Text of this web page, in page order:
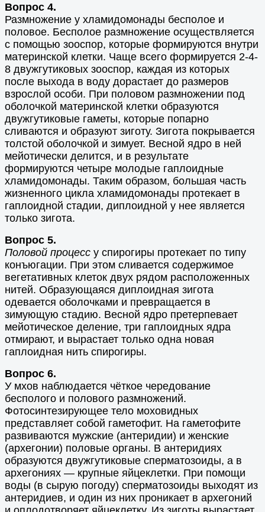
Вопрос 4.
Размножение у хламидомонады бесполое и
половое. Бесполое размножение осуществляется
с помощью зооспор, которые формируются внутри
материнской клетки. Чаще всего формируется 2-4-
8 двужгутиковых зооспор, каждая из которых
после выхода в воду дорастает до размеров
взрослой особи. При половом размножении под
оболочкой материнской клетки образуются
двужгутиковые гаметы, которые попарно
сливаются и образуют зиготу. Зигота покрывается
толстой оболочкой и зимует. Весной ядро в ней
мейотически делится, и в результате
формируются четыре молодые гаплоидные
хламидомонады. Таким образом, большая часть
жизненного цикла хламидомонады протекает в
гаплоидной стадии, диплоидной у нее является
только зигота.
Вопрос 5.
Половой процесс у спирогиры протекает по типу
конъюгации. При этом сливается содержимое
вегетативных клеток двух рядом расположенных
нитей. Образующаяся диплоидная зигота
одевается оболочками и превращается в
зимующую стадию. Весной ядро претерпевает
мейотическое деление, три гаплоидных ядра
отмирают, и вырастает только одна новая
гаплоидная нить спирогиры.
Вопрос 6.
У мхов наблюдается чёткое чередование
бесполого и полового размножений.
Фотосинтезирующее тело моховидных
представляет собой гаметофит. На гаметофите
развиваются мужские (антеридии) и женские
(архегонии) половые органы. В антеридиях
образуются двужгутиковые сперматозоиды, а в
архегониях — крупные яйцеклетки. При помощи
воды (в сырую погоду) сперматозоиды выходят из
антеридиев, и один из них проникает в архегоний